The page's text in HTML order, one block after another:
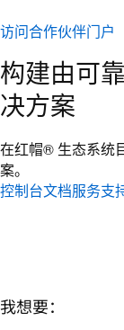
访问合作伙伴门户
构建由可
决方案
在红帽® 生态系统
案。
控制台文档服务支
我想要：